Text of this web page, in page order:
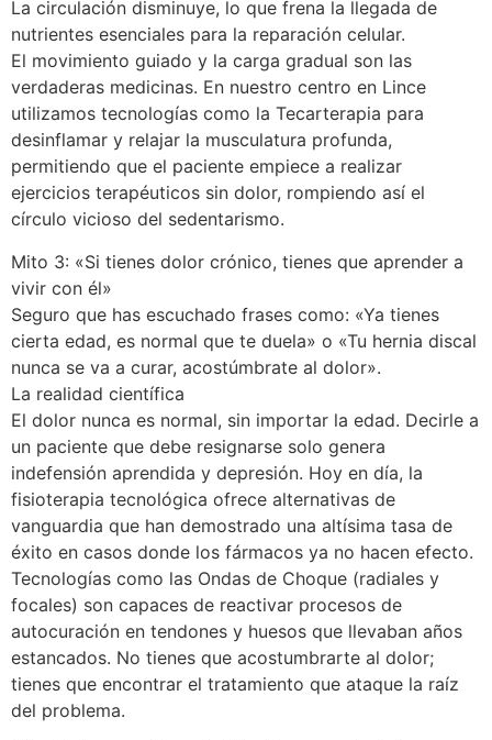
La circulación disminuye, lo que frena la llegada de
nutrientes esenciales para la reparación celular.
El movimiento guiado y la carga gradual son las
verdaderas medicinas. En nuestro centro en Lince
utilizamos tecnologías como la Tecarterapia para
desinflamar y relajar la musculatura profunda,
permitiendo que el paciente empiece a realizar
ejercicios terapéuticos sin dolor, rompiendo así el
círculo vicioso del sedentarismo.
Mito 3: «Si tienes dolor crónico, tienes que aprender a
vivir con él»
Seguro que has escuchado frases como: «Ya tienes
cierta edad, es normal que te duela» o «Tu hernia discal
nunca se va a curar, acostúmbrate al dolor».
La realidad científica
El dolor nunca es normal, sin importar la edad. Decirle a
un paciente que debe resignarse solo genera
indefensión aprendida y depresión. Hoy en día, la
fisioterapia tecnológica ofrece alternativas de
vanguardia que han demostrado una altísima tasa de
éxito en casos donde los fármacos ya no hacen efecto.
Tecnologías como las Ondas de Choque (radiales y
focales) son capaces de reactivar procesos de
autocuración en tendones y huesos que llevaban años
estancados. No tienes que acostumbrarte al dolor;
tienes que encontrar el tratamiento que ataque la raíz
del problema.